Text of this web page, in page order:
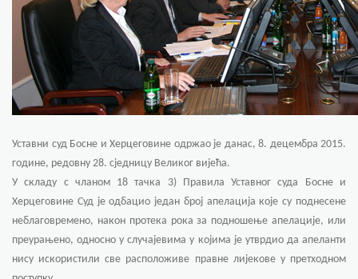
Уставни суд Босне и Херцеговине одржао је данас, 8. децембра 2015.
године, редовну 28. сједницу Великог вијећа.
У складу с чланом 18 тачка 3) Правила Уставног суда Босне и
Херцеговине Суд је одбацио један број апелација које су поднесене
неблаговремено, након протека рока за подношење апелације, или
преурањено, односно у случајевима у којима је утврдио да апеланти
нису искористили све расположиве правне лијекове у претходном